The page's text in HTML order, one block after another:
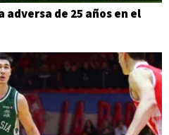
adversa de 25 años en el